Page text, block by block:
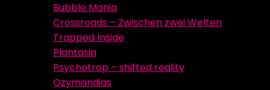
Bubble Mania
Crossroads – Zwischen zwei Welten
Trapped Inside
Plantasia
Psychotrop – shifted reality
Ozymandias